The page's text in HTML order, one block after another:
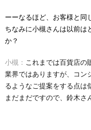
ーーなるほど、お客様と同
ちなみに小槻さんは以前は
か？
小槻： これまでは百貨店の
業界ではありますが、コン
るようなご提案をする点は
まだまだですので、鈴木さ